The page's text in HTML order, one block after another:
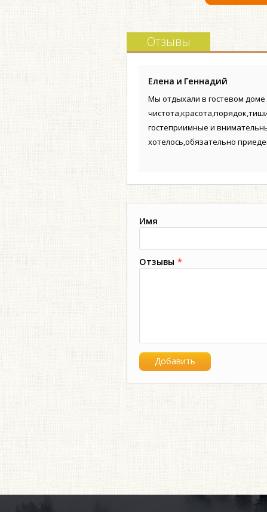
Отзывы
Елена и Геннадий
Мы отдыхали в гостевом
гостеприимные и
хотелось,обязательно
Имя
Отзывы *